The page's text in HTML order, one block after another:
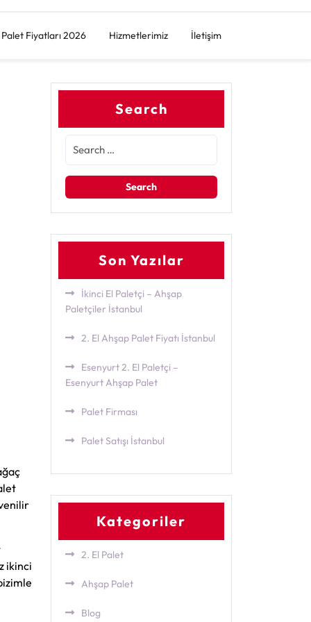
Palet Fiyatları 2026 Hizmetlerimiz İletişim
ikinci
Search
Son Yazılar
İkinci El Paletçi – Ahşap
Paletçiler İstanbul
2. El Ahşap Palet Fiyatı İstanbul
Esenyurt 2. El Paletçi –
Esenyurt Ahşap Palet
Palet Firması
Palet Satışı İstanbul
Kategoriler
2. El Palet
Ahşap Palet
Blog